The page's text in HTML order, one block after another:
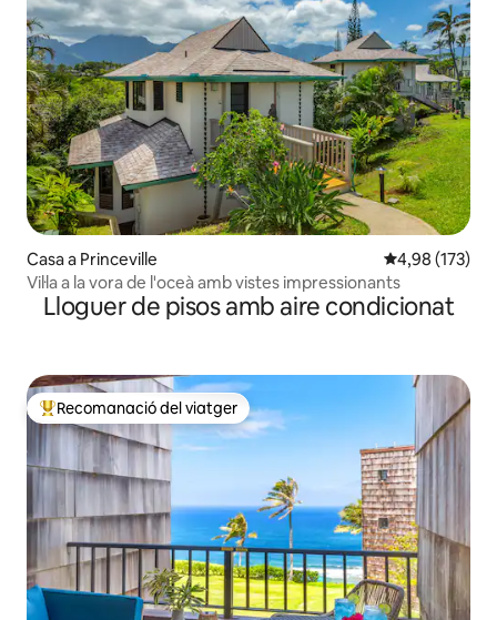
Casa a Princeville 4,98 de
4,98 (173)
Vil·la a la vora de l'oceà amb vistes impressionants
Lloguer de pisos amb aire condicionat
Principals recomanacions dels viatgers
Recomanació del viatger